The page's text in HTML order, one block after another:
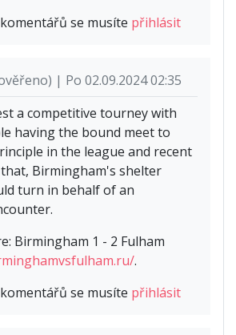
se musíte přihlásit
| Po 02.09.2024 02:35
a competitive tourney with
having the bound meet to
in the league and recent
Birmingham's shelter
turn in behalf of an
Birmingham 1 - 2 Fulham
.
se musíte přihlásit